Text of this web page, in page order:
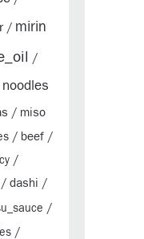
/ mirin
/
noodles
/ miso
/ beef /
/
/ dashi /
/
/